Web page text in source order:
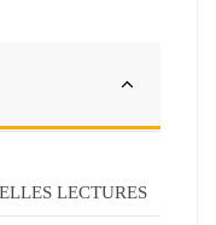
LECTURES